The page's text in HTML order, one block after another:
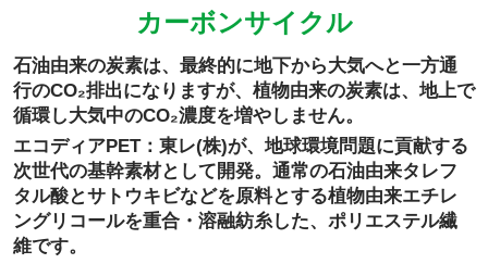
カーボンサイクル
石油由来の炭素は、最終的に地下から大気へと一方通
行のCO₂排出になりますが、植物由来の炭素は、地上で
循環し大気中のCO₂濃度を増やしません。
エコディアPET：東レ(株)が、地球環境問題に貢献する
次世代の基幹素材として開発。通常の石油由来タレフ
タル酸とサトウキビなどを原料とする植物由来エチレ
ングリコールを重合・溶融紡糸した、ポリエステル繊
維です。